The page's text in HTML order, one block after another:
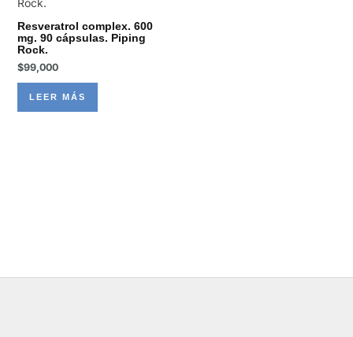
Resveratrol complex. 600
mg. 90 cápsulas. Piping
Rock.
$99,000
LEER MÁS